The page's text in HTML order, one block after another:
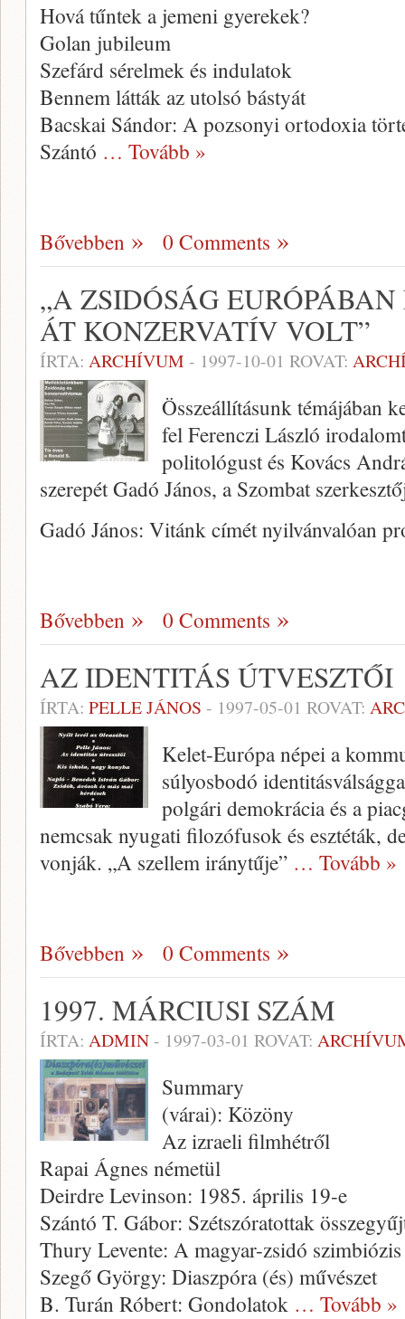
Hová tűntek a jemeni gyerekek?
Golan jubileum
Szefárd sérelmek és indulatok
Bennem látták az utolsó bástyát
Bacskai Sándor: A pozsonyi ortodoxia
Szántó … Tovább »
Bővebben 0 Comments
„A ZSIDÓSÁG
ÁT KONZERVATÍV VOLT”
ÍRTA: ARCHÍVUM - 1997-10-01 ROVAT:
Összeállításunk témájában
fel Ferenczi László
politológust és Kovács
szerepét Gadó János, a Szombat
Gadó János: Vitánk címét nyilvánvalóan
Bővebben 0 Comments
AZ IDENTITÁS ÚTVESZTŐI
ÍRTA: PELLE JÁNOS - 1997-05-01 ROVAT:
Kelet-Európa népei a
súlyosbodó
polgári demokrácia és a
nemcsak nyugati filozó­fusok és esztéták,
vonják. „A szellem iránytűje” … Tovább »
Bővebben 0 Comments
1997. MÁRCIUSI SZÁM
ÍRTA: ADMIN- 1997-03-01 ROVAT:
Summary
(várai): Közöny
Az izraeli filmhétről
Rapai Ágnes németül
Deirdre Levinson: 1985. április 19-e
Szántó T. Gábor: Szétszóratottak
Thury Levente: A magyar-zsidó
Szegő György: Diaszpóra (és) művészet
B. Turán Róbert: Gondolatok … Tovább »